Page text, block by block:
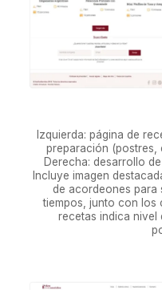
Izquierda: página de
preparación (postres,
Derecha: desarrollo
Incluye imagen
de acordeones para
tiempos, junto con los
recetas indica nivel